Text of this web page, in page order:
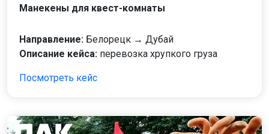
Манекены для квест-комнаты
Направление: Белорецк → Дубай
Описание кейса: перевозка хрупкого груза
Посмотреть кейс